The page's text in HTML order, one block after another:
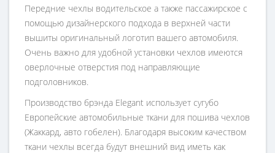
Передние чехлы водительское а также пассажирское с
помощью дизайнерского подхода в верхней части
вышиты оригинальный логотип вашего автомобиля.
Очень важно для удобной установки чехлов имеются
оверлочные отверстия под направляющие
подголовников.
Производство брэнда Elegant использует сугубо
Европейские автомобильные ткани для пошива чехлов
(Жаккард, авто гобелен). Благодаря высоким качеством
ткани чехлы всегда будут внешний вид иметь как